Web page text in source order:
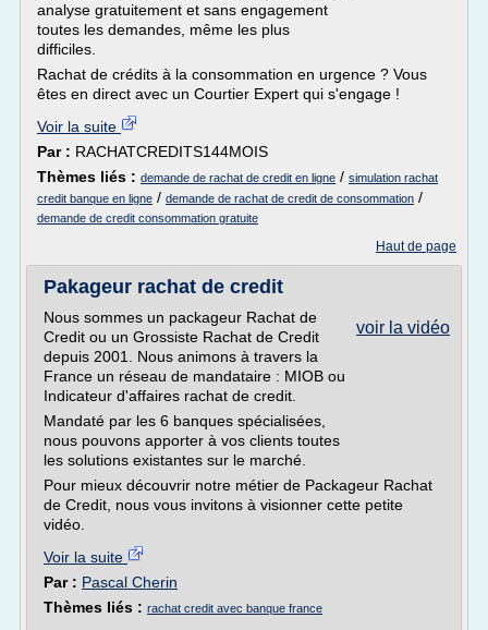
analyse gratuitement et sans engagement
toutes les demandes, même les plus
difficiles.
Rachat de crédits à la consommation en urgence ? Vous
êtes en direct avec un Courtier Expert qui s'engage !
Voir la suite
Par : RACHATCREDITS144MOIS
Thèmes liés : demande de rachat de credit en ligne / simulation rachat
credit banque en ligne / demande de rachat de credit de consommation /
demande de credit consommation gratuite
Haut de page
Pakageur rachat de credit
voir la vidéo
Nous sommes un packageur Rachat de
Credit ou un Grossiste Rachat de Credit
depuis 2001. Nous animons à travers la
France un réseau de mandataire : MIOB ou
Indicateur d'affaires rachat de credit.
Mandaté par les 6 banques spécialisées,
nous pouvons apporter à vos clients toutes
les solutions existantes sur le marché.
Pour mieux découvrir notre métier de Packageur Rachat
de Credit, nous vous invitons à visionner cette petite
vidéo.
Voir la suite
Par : Pascal Cherin
Thèmes liés : rachat credit avec banque france